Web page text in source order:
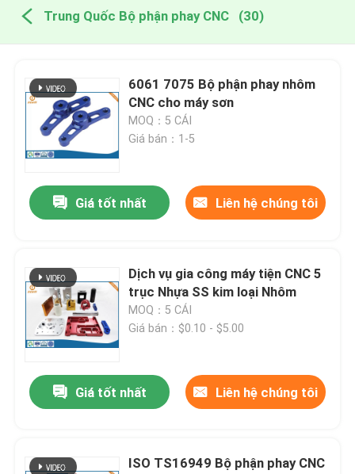
Trung Quốc Bộ phận phay CNC (30)
6061 7075 Bộ phận phay nhôm
CNC cho máy sơn
MOQ：5 CÁI
Giá bán：1-5
Giá tốt nhất Liên hệ chúng tôi
Dịch vụ gia công máy tiện CNC 5
trục Nhựa SS kim loại Nhôm
MOQ：5 CÁI
Giá bán：$0.10 - $5.00
Giá tốt nhất Liên hệ chúng tôi
ISO TS16949 Bộ phận phay CNC